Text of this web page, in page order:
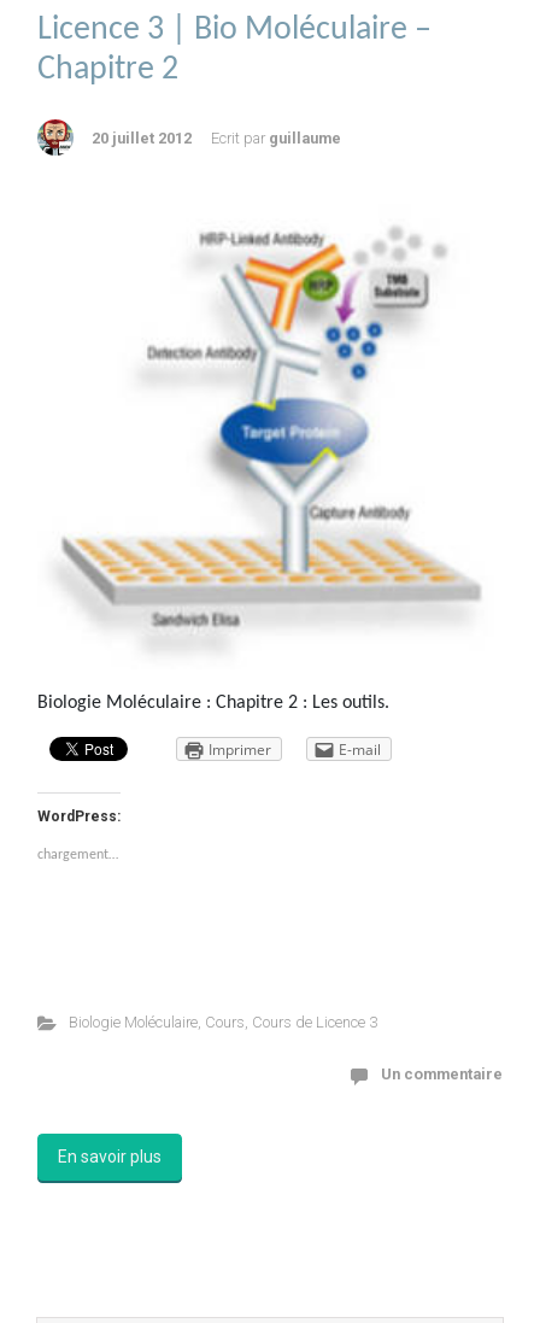
Licence 3 | Bio Moléculaire –
Chapitre 2
20 juillet 2012 Ecrit par guillaume
Biologie Moléculaire : Chapitre 2 : Les outils.
Imprimer E-mail
WordPress:
chargement…
Biologie Moléculaire, Cours, Cours de Licence 3
Un commentaire
En savoir plus